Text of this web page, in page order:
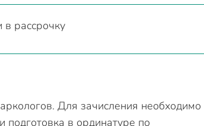
рассрочку
Для зачисления необходимо
в ординатуре по